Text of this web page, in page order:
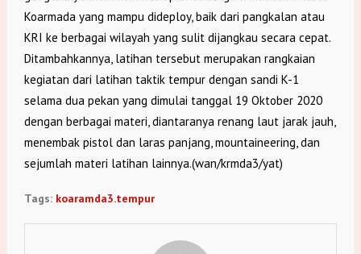
Koarmada yang mampu dideploy, baik dari pangkalan atau
KRI ke berbagai wilayah yang sulit dijangkau secara cepat.
Ditambahkannya, latihan tersebut merupakan rangkaian
kegiatan dari latihan taktik tempur dengan sandi K-1
selama dua pekan yang dimulai tanggal 19 Oktober 2020
dengan berbagai materi, diantaranya renang laut jarak jauh,
menembak pistol dan laras panjang, mountaineering, dan
sejumlah materi latihan lainnya.(wan/krmda3/yat)
Tags: koaramda3.tempur